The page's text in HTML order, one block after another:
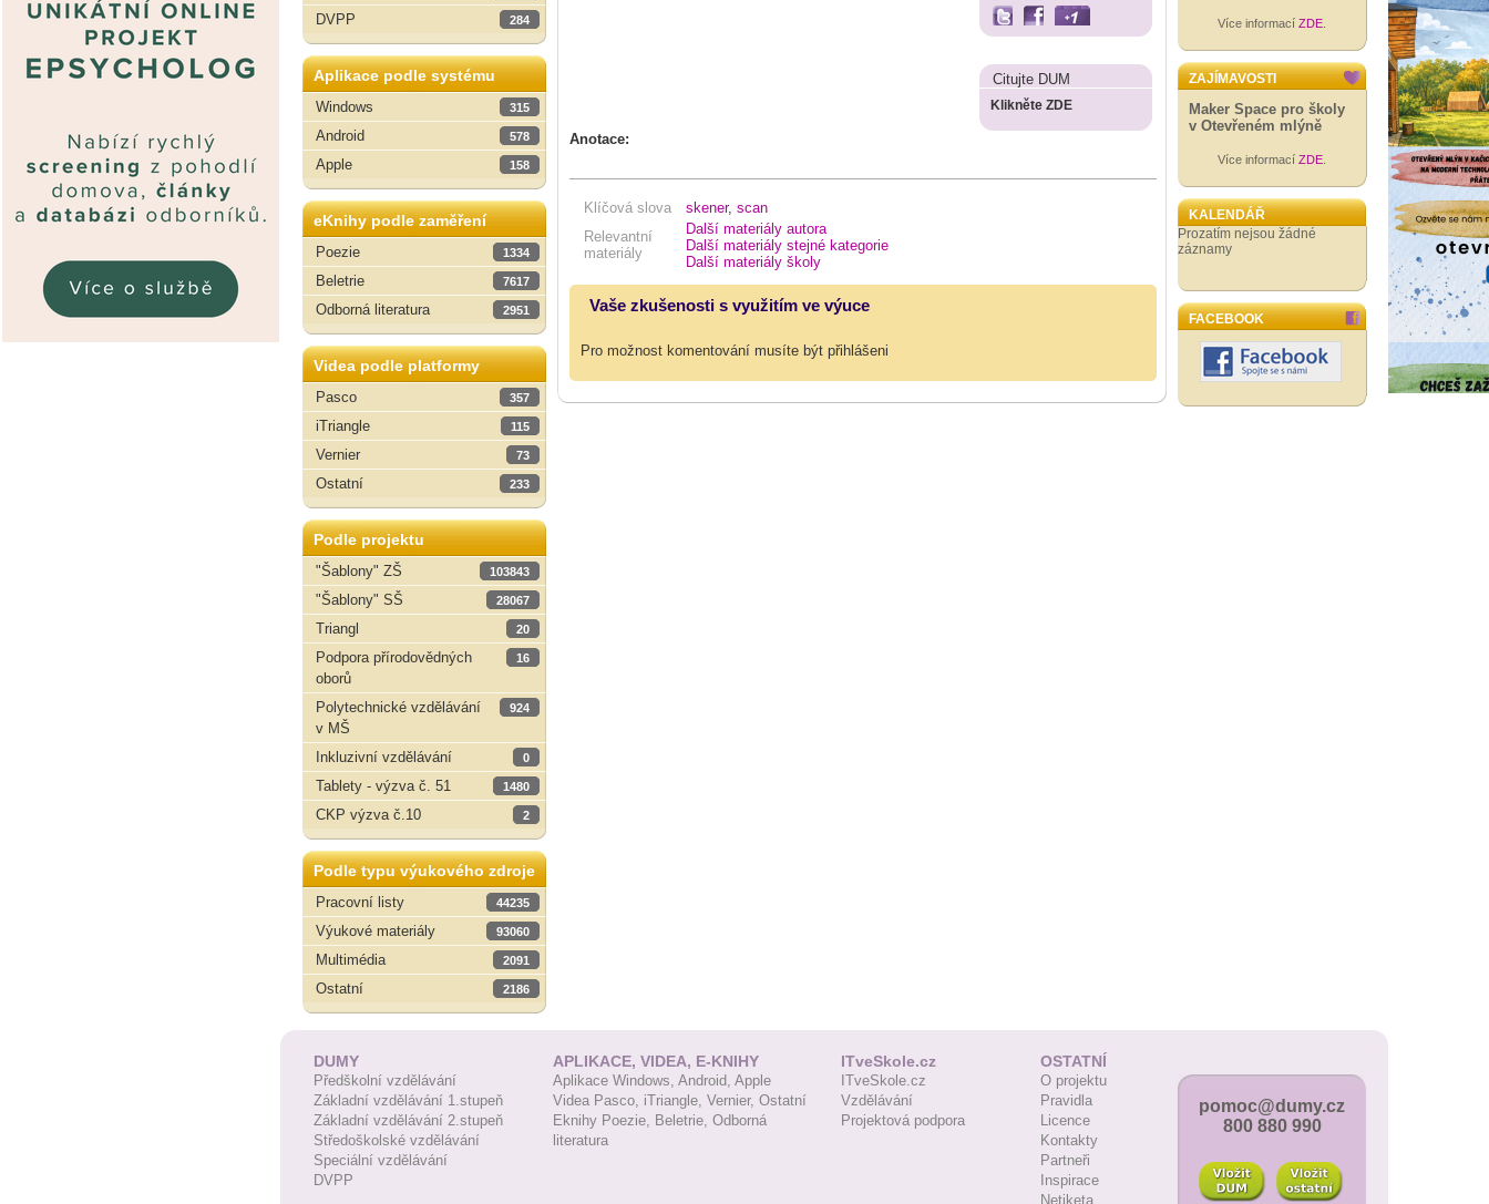
DVPP 284
Aplikace podle systému
Windows
315
Android 578
Apple 158
eKnihy podle zaměření
Poezie
1334
Beletrie 7617
Odborná literatura 2951
Videa podle platformy
Pasco
357
iTriangle 115
Vernier 73
Ostatní 233
Podle projektu
"Šablony" ZŠ
103843
"Šablony" SŠ 28067
Triangl 20
Podpora přírodovědných
oborů
16
Polytechnické vzdělávání
v MŠ
924
Inkluzivní vzdělávání 0
Tablety - výzva č. 51 1480
CKP výzva č.10 2
Podle typu výukového zdroje
Pracovní listy
44235
Výukové materiály 93060
Multimédia 2091
Ostatní 2186
Citujte DUM
Klikněte ZDE
Anotace:
Klíčová slova skener, scan
Relevantní
materiály
Další materiály autora
Další materiály stejné kategorie
Další materiály školy
Vaše zkušenosti s využitím ve výuce
Pro možnost komentování musíte být přihlášeni
Více informací ZDE
ZAJÍMAVOSTI
Maker Space pro školy
v Otevřeném mlýně
Více informací ZDE
KALENDÁŘ
Prozatím nejsou žádné
záznamy
FACEBOOK
DUMY
Předškolní vzdělávání
Základní vzdělávání 1.stupeň
Základní vzdělávání 2.stupeň
Středoškolské vzdělávání
Speciální vzdělávání
DVPP
APLIKACE, VIDEA, E-KNIHY
Aplikace Windows, Android, Apple
Videa Pasco, iTriangle, Vernier, Ostatní
Eknihy Poezie, Beletrie, Odborná
literatura
ITveSkole.cz
ITveSkole.cz
Vzdělávání
Projektová podpora
OSTATNÍ
O projektu
Pravidla
Licence
Kontakty
Partneři
Inspirace
Netiketa
pomoc@dumy.cz
800 880 990